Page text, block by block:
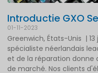
Introductie GXO
01-11-2023
Greenwich, États-Unis |
spécialiste néerlandais
et de la réparation donne
de marché. Nos clients